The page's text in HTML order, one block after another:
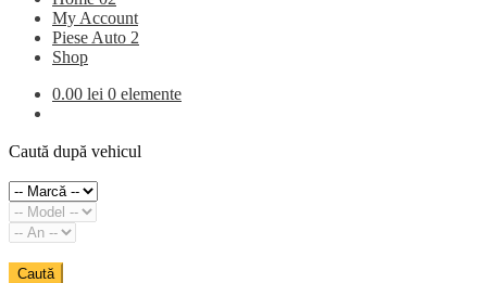
My Account
Piese Auto 2
Shop
0.00 lei 0 elemente
Caută după vehicul
Caută